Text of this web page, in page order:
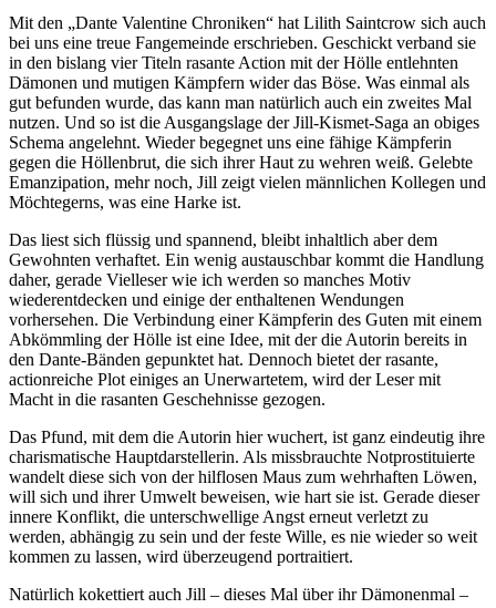
Mit den „Dante Valentine Chroniken“ hat Lilith Saintcrow sich auch
bei uns eine treue Fangemeinde erschrieben. Geschickt verband sie
in den bislang vier Titeln rasante Action mit der Hölle entlehnten
Dämonen und mutigen Kämpfern wider das Böse. Was einmal als
gut befunden wurde, das kann man natürlich auch ein zweites Mal
nutzen. Und so ist die Ausgangslage der Jill-Kismet-Saga an obiges
Schema angelehnt. Wieder begegnet uns eine fähige Kämpferin
gegen die Höllenbrut, die sich ihrer Haut zu wehren weiß. Gelebte
Emanzipation, mehr noch, Jill zeigt vielen männlichen Kollegen und
Möchtegerns, was eine Harke ist.
Das liest sich flüssig und spannend, bleibt inhaltlich aber dem
Gewohnten verhaftet. Ein wenig austauschbar kommt die Handlung
daher, gerade Vielleser wie ich werden so manches Motiv
wiederentdecken und einige der enthaltenen Wendungen
vorhersehen. Die Verbindung einer Kämpferin des Guten mit einem
Abkömmling der Hölle ist eine Idee, mit der die Autorin bereits in
den Dante-Bänden gepunktet hat. Dennoch bietet der rasante,
actionreiche Plot einiges an Unerwartetem, wird der Leser mit
Macht in die rasanten Geschehnisse gezogen.
Das Pfund, mit dem die Autorin hier wuchert, ist ganz eindeutig ihre
charismatische Hauptdarstellerin. Als missbrauchte Notprostituierte
wandelt diese sich von der hilflosen Maus zum wehrhaften Löwen,
will sich und ihrer Umwelt beweisen, wie hart sie ist. Gerade dieser
innere Konflikt, die unterschwellige Angst erneut verletzt zu
werden, abhängig zu sein und der feste Wille, es nie wieder so weit
kommen zu lassen, wird überzeugend portraitiert.
Natürlich kokettiert auch Jill – dieses Mal über ihr Dämonenmal –